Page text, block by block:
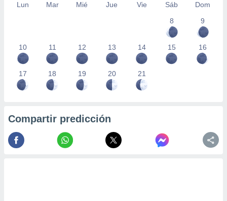
Lun Mar Mié Jue Vie Sáb
Dom
8
9
10 11 12 13 14 15 16
17 18 19 20 21
Compartir predicción